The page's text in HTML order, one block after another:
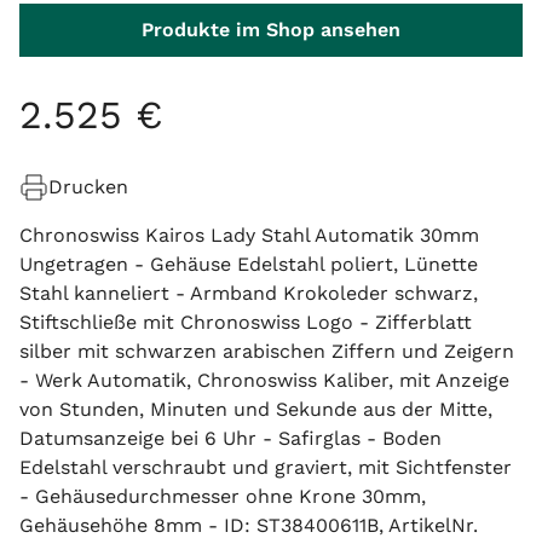
Produkte im Shop ansehen
2.525 €
Drucken
Chronoswiss Kairos Lady Stahl Automatik 30mm
Ungetragen - Gehäuse Edelstahl poliert, Lünette
Stahl kanneliert - Armband Krokoleder schwarz,
Stiftschließe mit Chronoswiss Logo - Zifferblatt
silber mit schwarzen arabischen Ziffern und Zeigern
- Werk Automatik, Chronoswiss Kaliber, mit Anzeige
von Stunden, Minuten und Sekunde aus der Mitte,
Datumsanzeige bei 6 Uhr - Safirglas - Boden
Edelstahl verschraubt und graviert, mit Sichtfenster
- Gehäusedurchmesser ohne Krone 30mm,
Gehäusehöhe 8mm - ID: ST38400611B, ArtikelNr.